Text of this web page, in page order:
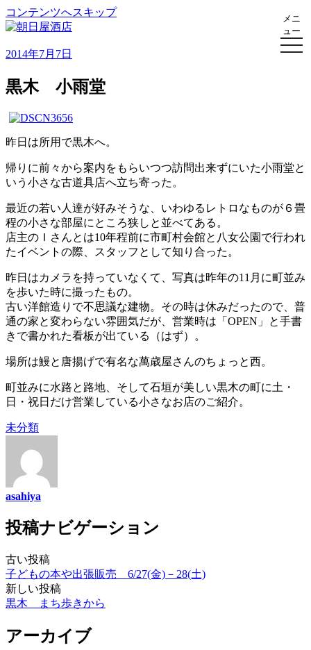
コンテンツへスキップ
メニ
ュー
2014年7月7日
黒木 小雨堂
昨日は所用で黒木へ。
帰りに前々から案内をもらいつつ訪問出来ずにいた小雨堂と
いう小さな古道具店へ立ち寄った。
最近の若い人達が好みそうな、いわゆるレトロなものが６畳
程の小さな部屋にところ狭しと並べてある。
店主のＩさんとは10年程前に市町村会館と八女公園で行われ
たイベントの際、スタッフとして知り合った。
昨日はカメラを持っていなくて、写真は昨年の11月に町並み
を歩いた時に撮ったもの。
古い洋館造りで不思議な建物。その時は休みだったので、普
通の家と変わらない雰囲気だが、営業時は「OPEN」と手書
きで書かれた看板が出ている（はず）。
場所は鰻と唐揚げで有名な萬歳屋さんのちょっと西。
町並みに水路と路地、そして石垣が美しい黒木の町に土・
日・祝日だけ営業している小さなお店のご紹介。
未分類
asahiya
投稿ナビゲーション
古い投稿
子どもの本や出張販売 6/27(金)－28(土)
新しい投稿
黒木 まち歩きから
アーカイブ